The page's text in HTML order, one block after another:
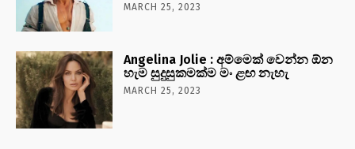
MARCH 25, 2023
Angelina Jolie : අම්මෙක් වෙන්න ඕන
හැම සුදුසුකමක්ම මං ළඟ නැහැ
MARCH 25, 2023